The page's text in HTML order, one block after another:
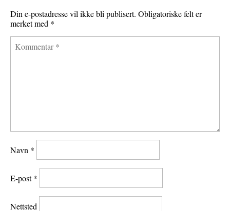
t
Din e-postadresse vil ikke bli publisert. Obligatoriske felt er
merket med *
Navn *
E-post*
Nettsted